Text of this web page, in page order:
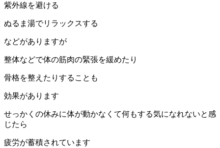
紫外線を避ける
ぬるま湯でリラックスする
などがありますが
整体などで体の筋肉の緊張を緩めたり
骨格を整えたりすることも
効果があります
せっかくの休みに体が動かなくて何もする気になれないと感
じたら
疲労が蓄積されています